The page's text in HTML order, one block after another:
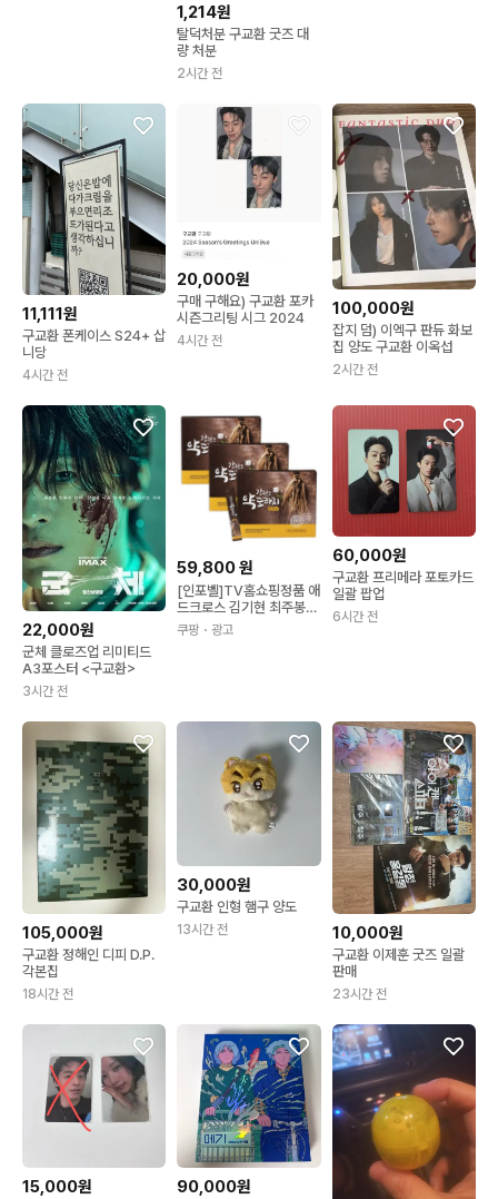
1,214원
탈덕처분 구교환 굿즈 대
량 처분
2시간 전
11,111원
구교환 폰케이스 S24+ 삽
니당
4시간 전
20,000원
구매 구해요) 구교환 포카
시즌그리팅 시그 2024
4시간 전
100,000원
잡지 덤) 이엑구 판듀 화보
집 양도 구교환 이옥섭
2시간 전
22,000원
군체 클로즈업 리미티드
A3포스터 <구교환>
3시간 전
59,800원
[인포벨]TV홈쇼핑정품 애
드크로스 김기현 최주봉
강원도 지리산 약도라지
진액고 스틱 겨울 목 기관
쿠팡 ・광고
60,000원
구교환 프리메라 포토카드
일괄 팝업
6시간 전
105,000원
구교환 정해인 디피 D.P.
각본집
18시간 전
30,000원
구교환 인형 햄구 양도
13시간 전 10,000원
구교환 이제훈 굿즈 일괄
판매
23시간 전
15,000원 90,000원